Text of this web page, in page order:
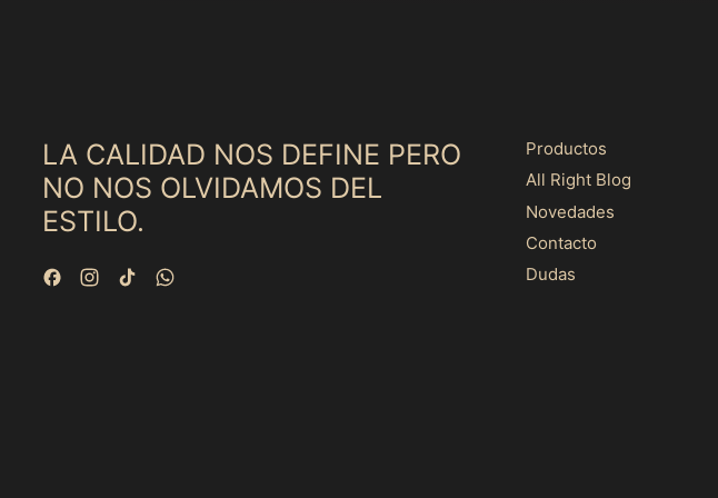
LA CALIDAD NOS DEFINE PERO
NO NOS OLVIDAMOS DEL
ESTILO.
FacebookInstagram
TikTokWhatsApp
Productos
All Right Blog
Novedades
Contacto
Dudas